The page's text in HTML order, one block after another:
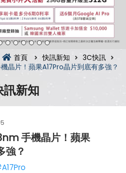
首頁 快訊新知
3C快訊
晶片！蘋果A17Pro晶片到底有多強？
訊新知
手機晶片！蘋果
強？